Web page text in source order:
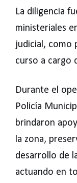
La diligencia
ministeriales
judicial, como
curso a cargo
Durante el
Policía
brindaron
la zona,
desarrollo de
actuando en